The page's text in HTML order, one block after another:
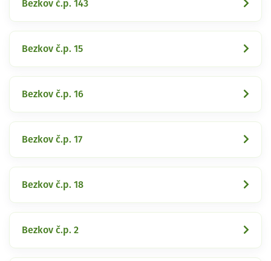
Bezkov č.p. 143
Bezkov č.p. 15
Bezkov č.p. 16
Bezkov č.p. 17
Bezkov č.p. 18
Bezkov č.p. 2